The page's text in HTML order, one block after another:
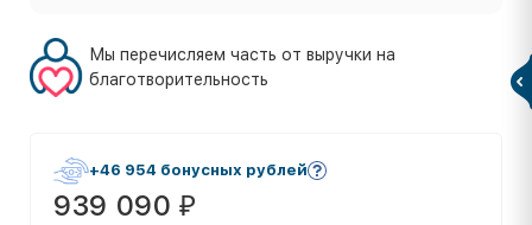
Мы перечисляем часть от выручки на
благотворительность
+46 954 бонусных рублей
939 090 ₽